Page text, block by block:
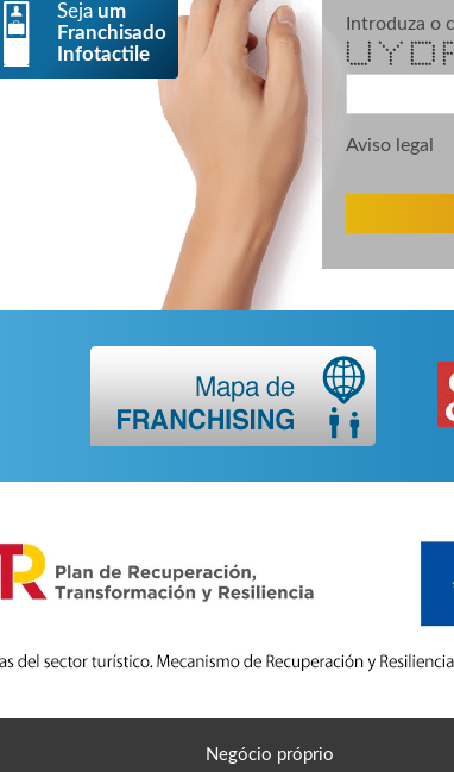
Seja um
Franchisado
Infotactile
Introduza o
* * * * ******
* * * * * *
* * * * *
* * * * *
* * * * *
* * * * *
***** * ******
Aviso legal
Negócio próprio